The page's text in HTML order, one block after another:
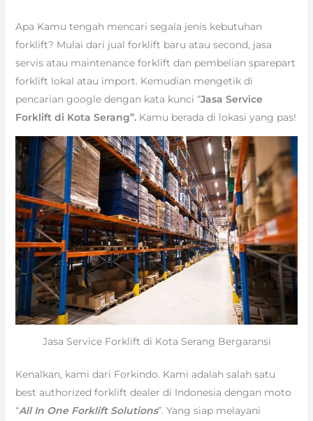
Apa Kamu tengah mencari segala jenis kebutuhan
forklift? Mulai dari jual forklift baru atau second, jasa
servis atau maintenance forklift dan pembelian sparepart
forklift lokal atau import. Kemudian mengetik di
pencarian google dengan kata kunci “Jasa Service
Forklift di Kota Serang”. Kamu berada di lokasi yang pas!
Jasa Service Forklift di Kota Serang Bergaransi
Kenalkan, kami dari Forkindo. Kami adalah salah satu
best authorized forklift dealer di Indonesia dengan moto
“All In One Forklift Solutions”. Yang siap melayani